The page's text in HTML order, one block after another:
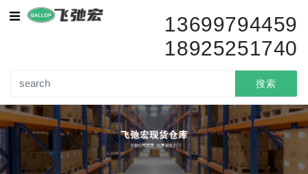
13699794459
18925251740
搜索
集成电路（IC）
变压器
电路保护
电容器